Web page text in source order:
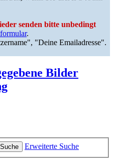
senden bitte unbedingt
.
"Deine Emailadresse".
Bilder
Suche
Erweiterte Suche